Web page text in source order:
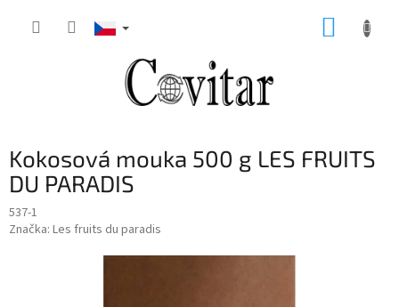
Kokosová mouka 500 g LES FRUITS
DU PARADIS
537-1
Značka: Les fruits du paradis